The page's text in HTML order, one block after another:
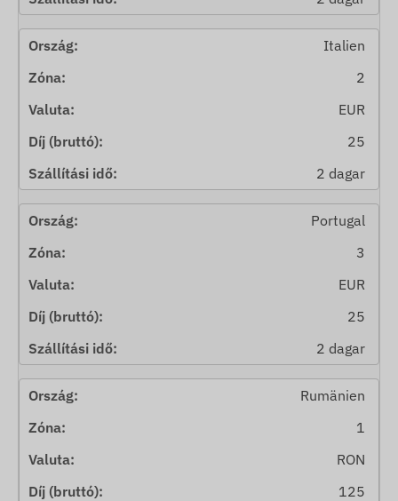
Italien
2
EUR
25
2 dagar
Portugal
3
EUR
25
2 dagar
Rumänien
1
RON
125